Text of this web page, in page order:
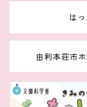
は
由利本荘市